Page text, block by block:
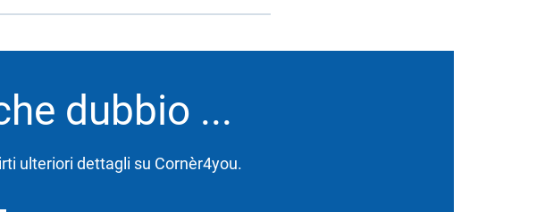
dubbio ...
ulteriori dettagli su Cornèr4you.